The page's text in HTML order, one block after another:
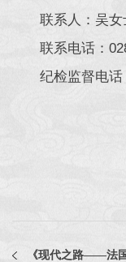
联系人：吴女
联系电话：
纪检监督电话